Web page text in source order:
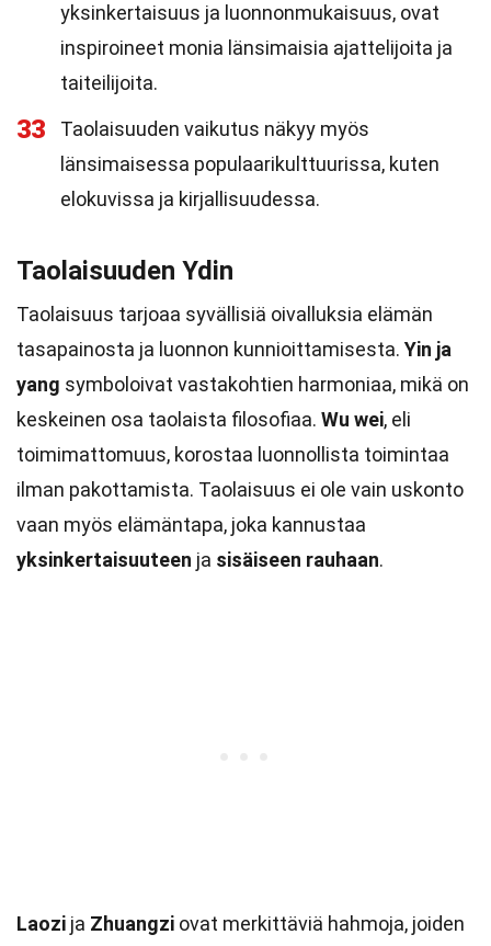
yksinkertaisuus ja luonnonmukaisuus, ovat
inspiroineet monia länsimaisia ajattelijoita ja
taiteilijoita.
33
Taolaisuuden vaikutus näkyy myös
länsimaisessa populaarikulttuurissa, kuten
elokuvissa ja kirjallisuudessa.
Taolaisuuden Ydin
Taolaisuus tarjoaa syvällisiä oivalluksia elämän
tasapainosta ja luonnon kunnioittamisesta. Yin ja
yang symboloivat vastakohtien harmoniaa, mikä on
keskeinen osa taolaista filosofiaa. Wu wei, eli
toimimattomuus, korostaa luonnollista toimintaa
ilman pakottamista. Taolaisuus ei ole vain uskonto
vaan myös elämäntapa, joka kannustaa
yksinkertaisuuteen ja sisäiseen rauhaan.
Laozi ja Zhuangzi ovat merkittäviä hahmoja, joiden